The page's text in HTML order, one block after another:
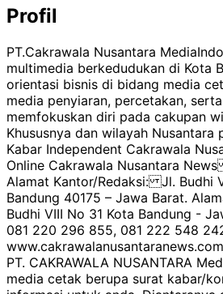
Profil
PT.Cakrawala Nusantara
multimedia berkedudukan di Kota
orientasi bisnis di bidang media
media penyiaran, percetakan,
memfokuskan diri pada cakupan
Khususnya dan wilayah Nusantara
Kabar Independent Cakrawala
Online Cakrawala Nusantara
Alamat Kantor/Redaksi: Jl. Budhi
Bandung 40175 – Jawa Barat.
Budhi VIII No 31 Kota Bandung -
081 220 296 855, 081 222 548
PT. CAKRAWALA NUSANTARA
media cetak berupa surat kabar/